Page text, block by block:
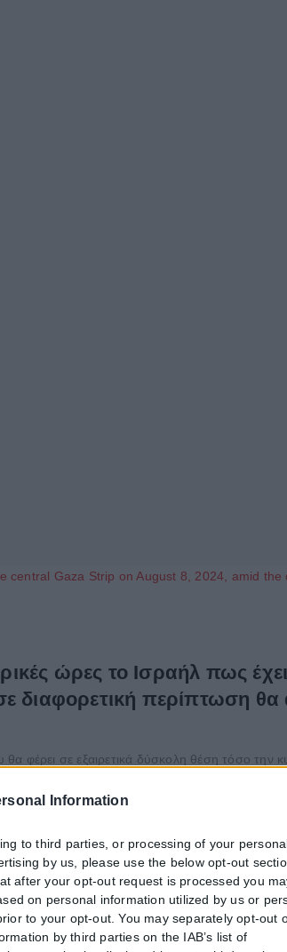
Information
to third parties, or processing of your
by us, please use the below opt-out
after your opt-out request is processed you
on personal information utilized by us or
to your opt-out. You may separately opt-out
by third parties on the IAB’s list of
Gaza Strip on August 8, 2024, amid
ώρες το Ισραήλ πως
περίπτωση θα
θα φέρει σε εξαιρετικά δύσκολη θέση τόσο την
την διάρκεια τηλεφωνικής επικοινωνίας που
Λευκού Οίκου υπάρχουν πλέον έντονες
προς τον Γκάλαντ πως ειδικά το
θέμα. Ο Λόιντ Όστιν ζήτησε από τον
η ανθρωπιστική βοήθεια των ΗΠΑ να περάσει
επίσημη ενημέρωση προς το Ισραήλ